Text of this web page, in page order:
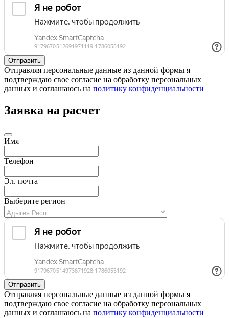
Отправляя персональные данные из данной формы я
подтверждаю свое согласие на обработку персональных
данных и соглашаюсь на политику конфиденциальности
Заявка на расчет
Имя
Телефон
Эл. почта
Выберите регион
Отправляя персональные данные из данной формы я
подтверждаю свое согласие на обработку персональных
данных и соглашаюсь на политику конфиденциальности